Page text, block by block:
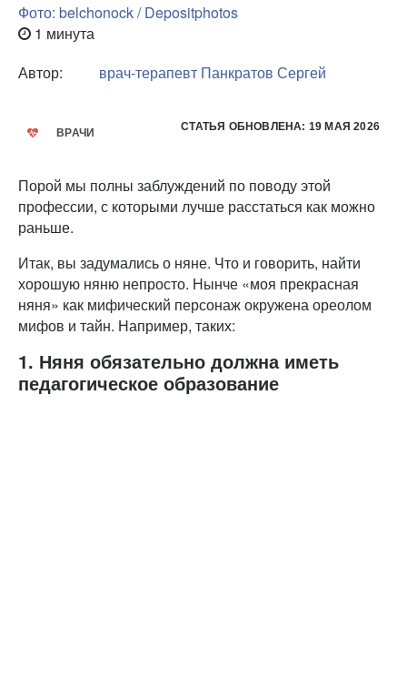
Фото: belchonock / Depositphotos
1 минута
Автор:
врач-терапевт Панкратов Сергей
ВРАЧИ СТАТЬЯ ОБНОВЛЕНА: 19 МАЯ 2026
Порой мы полны заблуждений по поводу этой
профессии, с которыми лучше расстаться как можно
раньше.
Итак, вы задумались о няне. Что и говорить, найти
хорошую няню непросто. Нынче «моя прекрасная
няня» как мифический персонаж окружена ореолом
мифов и тайн. Например, таких:
1. Няня обязательно должна иметь
педагогическое образование